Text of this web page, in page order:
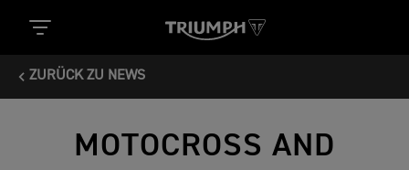
ZURÜCK ZU NEWS
MOTOCROSS AND